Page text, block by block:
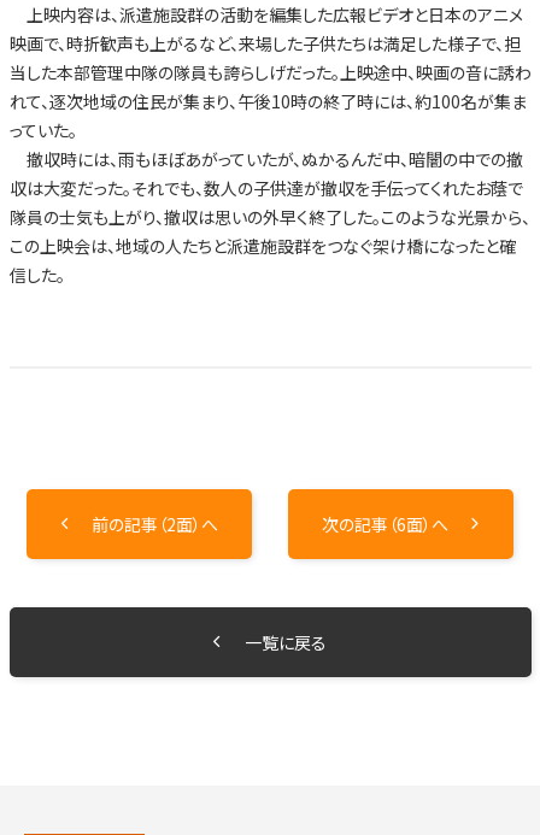
上映内容は、派遣施設群の活動を編集した広報ビデオと日本のアニメ
映画で、時折歓声も上がるなど、来場した子供たちは満足した様子で、担
当した本部管理中隊の隊員も誇らしげだった。上映途中、映画の音に誘わ
れて、逐次地域の住民が集まり、午後10時の終了時には、約100名が集ま
っていた。
撤収時には、雨もほぼあがっていたが、ぬかるんだ中、暗闇の中での撤
収は大変だった。それでも、数人の子供達が撤収を手伝ってくれたお蔭で
隊員の士気も上がり、撤収は思いの外早く終了した。このような光景から、
この上映会は、地域の人たちと派遣施設群をつなぐ架け橋になったと確
信した。
前の記事（2面）へ 次の記事（6面）へ
一覧に戻る